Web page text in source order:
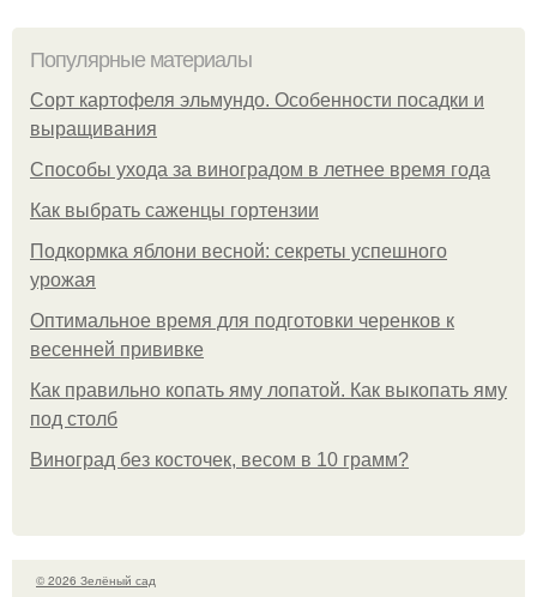
Популярные материалы
Сорт картофеля эльмундо. Особенности посадки и
выращивания
Способы ухода за виноградом в летнее время года
Как выбрать саженцы гортензии
Подкормка яблони весной: секреты успешного
урожая
Оптимальное время для подготовки черенков к
весенней прививке
Как правильно копать яму лопатой. Как выкопать яму
под столб
Виноград без косточек, весом в 10 грамм?
© 2026 Зелёный сад